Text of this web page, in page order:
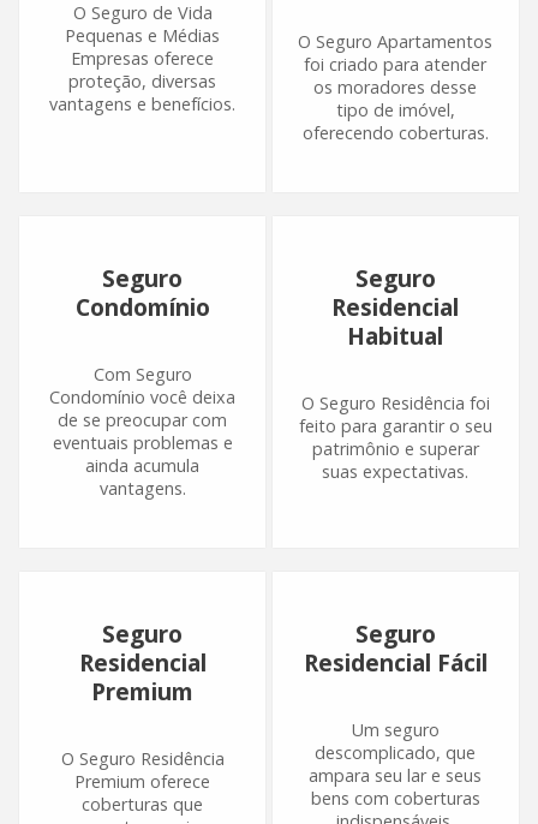
O Seguro de Vida
Pequenas e Médias
Empresas oferece
proteção, diversas
vantagens e benefícios.
O Seguro Apartamentos
foi criado para atender
os moradores desse
tipo de imóvel,
oferecendo coberturas.
Seguro
Condomínio
Com Seguro
Condomínio você deixa
de se preocupar com
eventuais problemas e
ainda acumula
vantagens.
Seguro
Residencial
Habitual
O Seguro Residência foi
feito para garantir o seu
patrimônio e superar
suas expectativas.
Seguro
Residencial
Premium
O Seguro Residência
Premium oferece
coberturas que
Seguro
Residencial Fácil
Um seguro
descomplicado, que
ampara seu lar e seus
bens com coberturas